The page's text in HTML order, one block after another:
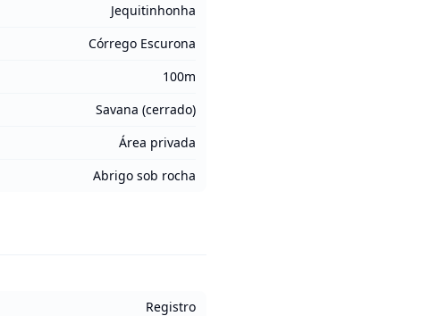
Jequitinhonha
Córrego Escurona
100m
Savana (cerrado)
Área privada
Abrigo sob rocha
Registro